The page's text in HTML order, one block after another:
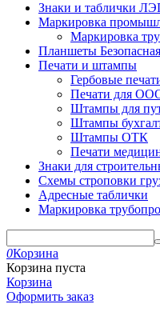
Знаки и таблички
Маркировка
Маркировка
Планшеты
Печати и штампы
Гербовые
Печати для
Штампы для
Штампы
Штампы ОТК
Печати
Знаки для
Схемы строповки
Адресные таблички
Маркировка
0Корзина
Корзина пуста
Корзина
Оформить заказ